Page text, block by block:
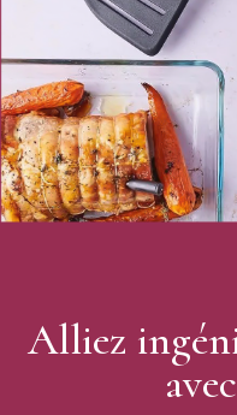
Alliez
avec